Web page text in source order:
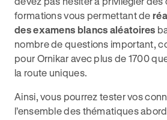
formations vous permettant de
des examens blancs aléatoires
nombre de questions important,
pour Ornikar avec plus de 1700
la route uniques.
Ainsi, vous pourrez tester vos
l’ensemble des thématiques